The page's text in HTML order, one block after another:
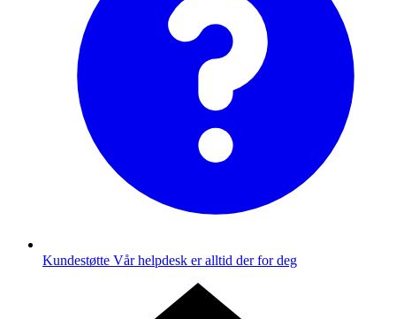
Kundestøtte Vår helpdesk er alltid der for deg